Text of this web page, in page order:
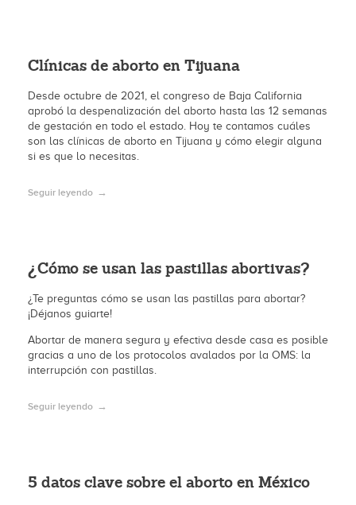
Clínicas de aborto en Tijuana
Desde octubre de 2021, el congreso de Baja California
aprobó la despenalización del aborto hasta las 12 semanas
de gestación en todo el estado. Hoy te contamos cuáles
son las clínicas de aborto en Tijuana y cómo elegir alguna
si es que lo necesitas.
Seguir leyendo
¿Cómo se usan las pastillas abortivas?
¿Te preguntas cómo se usan las pastillas para abortar?
¡Déjanos guiarte!
Abortar de manera segura y efectiva desde casa es posible
gracias a uno de los protocolos avalados por la OMS: la
interrupción con pastillas.
Seguir leyendo
5 datos clave sobre el aborto en México